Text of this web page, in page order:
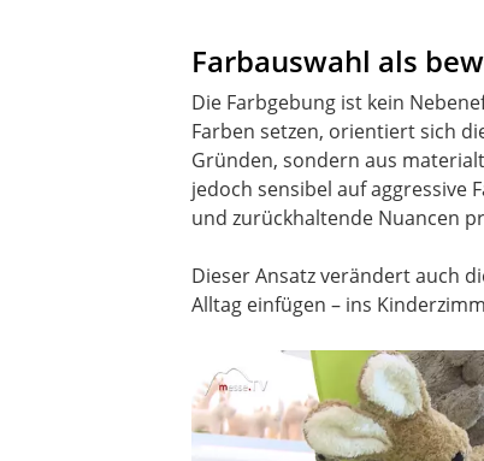
Farbauswahl als
Die Farbgebung ist kein
Farben setzen, orientiert sich
Gründen, sondern aus
jedoch sensibel auf aggressive
und zurückhaltende Nuancen
Dieser Ansatz verändert auch
Alltag einfügen – ins